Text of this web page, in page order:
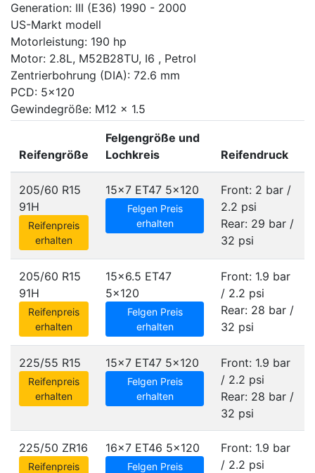
Generation: III (E36) 1990 - 2000
US-Markt modell
Motorleistung: 190 hp
Motor: 2.8L, M52B28TU, I6 , Petrol
Zentrierbohrung (DIA): 72.6 mm
PCD: 5x120
Gewindegröße: M12 x 1.5
Reifengröße
Felgengröße und
Lochkreis
Reifendruck
205/60 R15
91H
Reifenpreis
erhalten
15x7 ET47 5x120
Felgen Preis
erhalten
Front: 2 bar /
2.2 psi
Rear: 29 bar /
32 psi
205/60 R15
91H
Reifenpreis
erhalten
15x6.5 ET47
5x120
Felgen Preis
erhalten
Front: 1.9 bar
/ 2.2 psi
Rear: 28 bar /
32 psi
225/55 R15
Reifenpreis
erhalten
15x7 ET47 5x120
Felgen Preis
erhalten
Front: 1.9 bar
/ 2.2 psi
Rear: 28 bar /
32 psi
225/50 ZR16
Reifenpreis
16x7 ET46 5x120
Felgen Preis
Front: 1.9 bar
/ 2.2 psi